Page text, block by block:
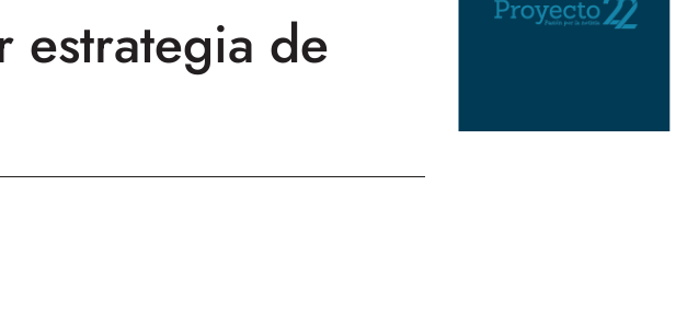
estrategia de